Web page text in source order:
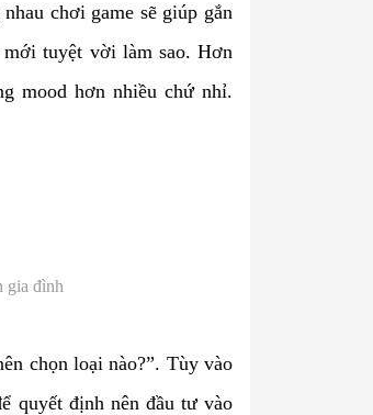
chơi game sẽ giúp gắn
tuyệt vời làm sao. Hơn
mood hơn nhiều chứ nhỉ.
gia đình
chọn loại nào?”. Tùy vào
quyết định nên đầu tư vào